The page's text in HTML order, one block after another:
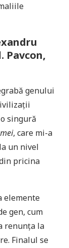
Pavcon,
genului
singură
, care mi-a
un nivel
pricina
elemente
gen, cum
renunța la
Finalul se